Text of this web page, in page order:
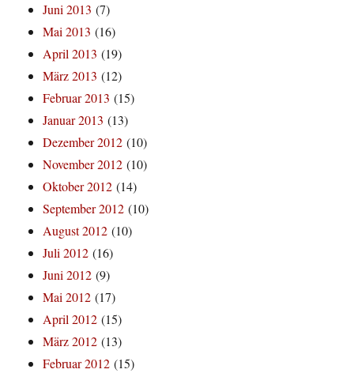
Juni 2013 (7)
Mai 2013 (16)
April 2013 (19)
März 2013 (12)
Februar 2013 (15)
Januar 2013 (13)
Dezember 2012 (10)
November 2012 (10)
Oktober 2012 (14)
September 2012 (10)
August 2012 (10)
Juli 2012 (16)
Juni 2012 (9)
Mai 2012 (17)
April 2012 (15)
März 2012 (13)
Februar 2012 (15)